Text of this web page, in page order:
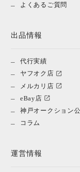
よくあるご質問
出品情報
代行実績
ヤフオク店
メルカリ店
eBay店
神戸オークション
コラム
運営情報